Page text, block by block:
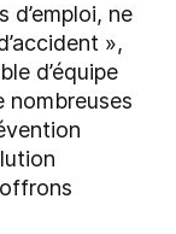
d’emploi, ne
»,
d’équipe
nombreuses